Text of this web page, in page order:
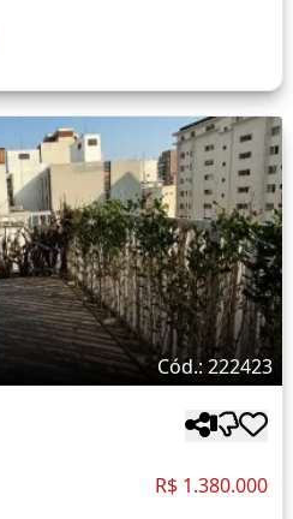
Cód.: 222423
R$ 1.380.000